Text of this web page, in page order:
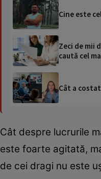
Cine este
Zeci de mii
caută cel
Cât a
Cât despre lucrurile
este foarte agitată,
de cei dragi nu este